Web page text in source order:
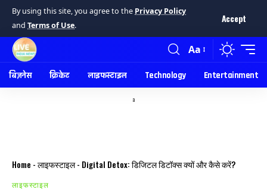
By using this site, you agree to the Privacy Policy
and Terms of Use.
Accept
Aa
बिज़नेस क्रिकेट लाइफस्टाइल Technology Entertainment
a
Home -लाइफस्टाइल- Digital Detox: डिजिटल डिटॉक्स क्यों और कैसे करें?
लाइफस्टाइल